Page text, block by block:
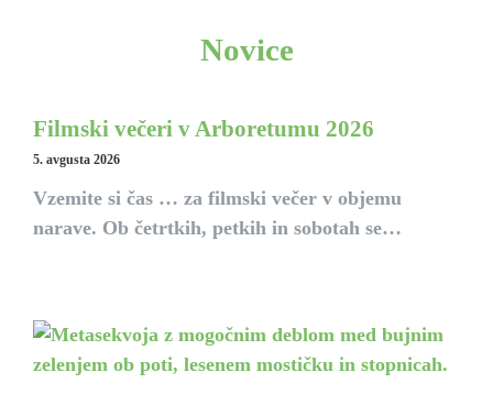
Novice
Filmski večeri v Arboretumu 2026
5. avgusta 2026
Vzemite si čas … za filmski večer v objemu
narave. Ob četrtkih, petkih in sobotah se…